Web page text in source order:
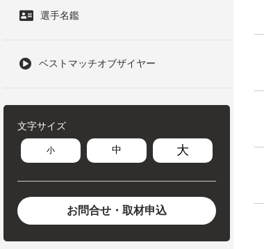
選手名鑑
ベストマッチオブザイヤー
文字サイズ
小 中 大
お問合せ・取材申込